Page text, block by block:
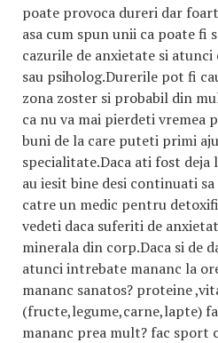
poate provoca dureri dar
asa cum spun unii ca poate fi
cazurile de anxietate si
sau psiholog.Durerile pot fi
zona zoster si probabil din
ca nu va mai pierdeti vremea
buni de la care puteti primi
specialitate.Daca ati fost
au iesit bine desi continuati
catre un medic pentru
vedeti daca suferiti de
minerala din corp.Daca si de
atunci intrebate mananc la
mananc sanatos? proteine
(fructe,legume,carne,lapte)
mananc prea mult? fac sport